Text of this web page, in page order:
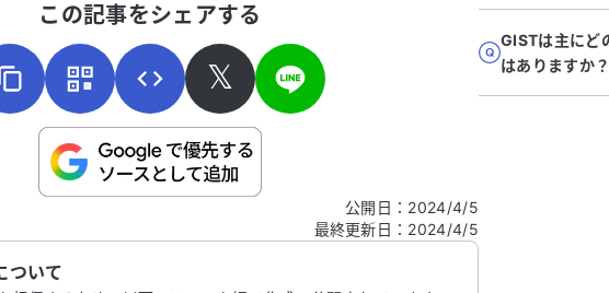
ォームです。氏名やご自身の病気の詳細などの個人情報は入れないでくだ
この記事をシェアする
𝕏
公開日 ： 2024/4/5
最終更新日 ： 2024/4/5
ついて
GISTは主にど
はありますか？